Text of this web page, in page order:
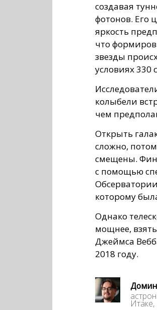
создавая
фотонов. Его
яркость
что
звезды
условиях 330
колыбели
чем
Открыть
сложно,
смещены.
с помощью
которому
Однако
мощнее,
Джеймса
2018 году.